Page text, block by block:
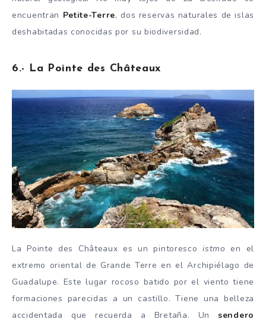
encuentran Petite-Terre, dos reservas naturales de islas
deshabitadas conocidas por su biodiversidad.
6.- La Pointe des Châteaux
La Pointe des Châteaux es un pintorescoistmo en el
extremo oriental de Grande Terre en el Archipiélago de
Guadalupe. Este lugar rocoso batido por el viento tiene
formaciones parecidas a un castillo. Tiene una belleza
accidentada que recuerda a Bretaña. Unsendero